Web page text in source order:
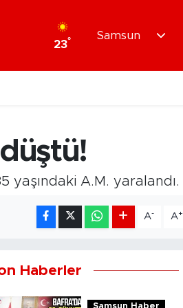
23°
Samsun
yaşındaki A.M. yaralandı.
A- A+
Haberler